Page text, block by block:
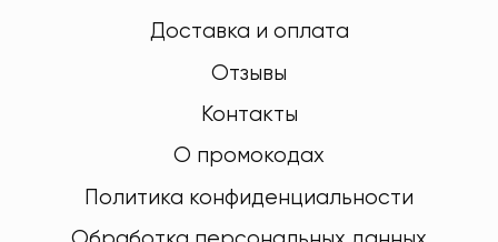
Доставка и оплата
Отзывы
Контакты
О промокодах
Политика конфиденциальности